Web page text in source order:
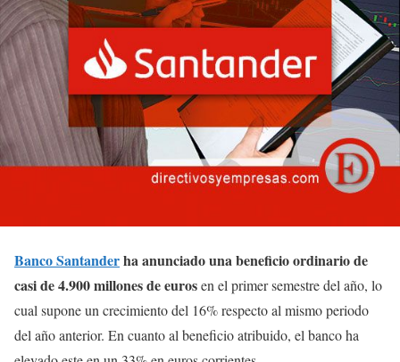
Banco Santanderha anunciado una beneficio ordinario de
casi de 4.900 millones de eurosen el primer semestre del año, lo
cual supone un crecimiento del 16% respecto al mismo periodo
del año anterior. En cuanto al beneficio atribuido, el banco ha